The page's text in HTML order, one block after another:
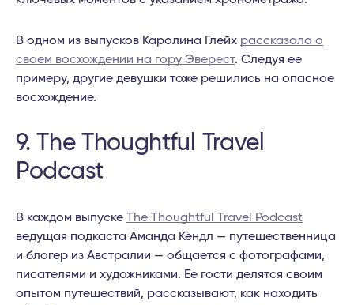
В одном из выпусков Каролина Глейх рассказала о
своем восхождении на гору Эверест. Следуя ее
примеру, другие девушки тоже решились на опасное
восхождение.
9. The Thoughtful Travel
Podcast
В каждом выпуске The Thoughtful Travel Podcast
ведущая подкаста Аманда Кендл — путешественница
и блогер из Австралии — общается с фотографами,
писателями и художниками. Ее гости делятся своим
опытом путешествий, рассказывают, как находить